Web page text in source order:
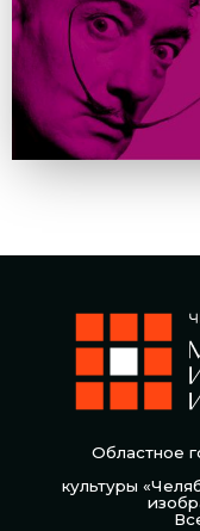
Областное
культуры